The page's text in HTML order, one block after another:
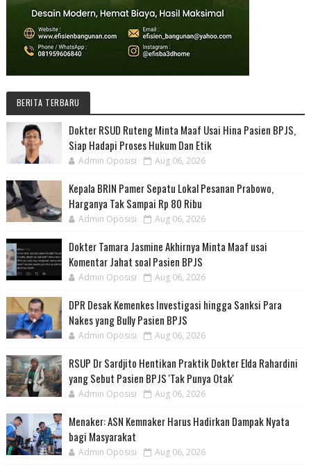
BERITA TERBARU
Dokter RSUD Ruteng Minta Maaf Usai Hina Pasien BPJS,
Siap Hadapi Proses Hukum Dan Etik
Admin Oposisi Aug 06, 2026
Kepala BRIN Pamer Sepatu Lokal Pesanan Prabowo,
Harganya Tak Sampai Rp 80 Ribu
Admin Oposisi Aug 06, 2026
Dokter Tamara Jasmine Akhirnya Minta Maaf usai
Komentar Jahat soal Pasien BPJS
Admin Oposisi Aug 06, 2026
DPR Desak Kemenkes Investigasi hingga Sanksi Para
Nakes yang Bully Pasien BPJS
Admin Oposisi Aug 06, 2026
RSUP Dr Sardjito Hentikan Praktik Dokter Elda Rahardini
yang Sebut Pasien BPJS 'Tak Punya Otak'
Admin Oposisi Aug 06, 2026
Menaker: ASN Kemnaker Harus Hadirkan Dampak Nyata
bagi Masyarakat
Admin Oposisi Aug 06, 2026